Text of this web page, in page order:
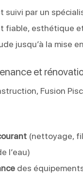
suivi par un
fiable, esthétique
jusqu’à la mise
et
Fusion
(nettoyage,
l’eau)
des